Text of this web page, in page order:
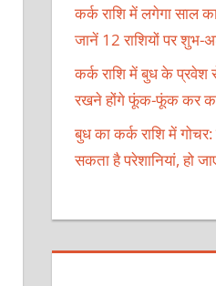
कर्क राशि में लगेगा साल
जानें 12 राशियों पर शुभ-
कर्क राशि में बुध के प्रवेश
रखने होंगे फूंक-फूंक कर
बुध का कर्क राशि में गोचर:
सकता है परेशानियां, हो